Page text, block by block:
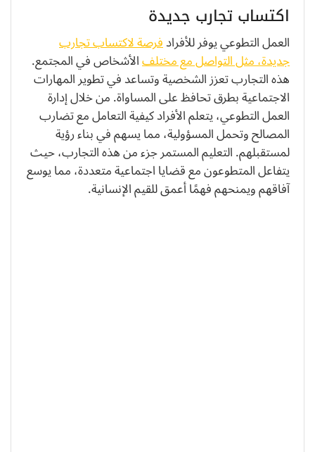
اكتساب تجارب جديدة
العمل التطوعي يوفر للأفرادفرصة لاكتساب تجارب
جديدة، مثل التواصل مع مختلفالأشخاص في المجتمع.
هذه التجارب تعزز الشخصية وتساعد في تطوير المهارات
الاجتماعية بطرق تحافظ على المساواة. من خلال إدارة
العمل التطوعي، يتعلم الأفراد كيفية التعامل مع تضارب
المصالح وتحمل المسؤولية، مما يسهم في بناء رؤية
لمستقبلهم. التعليم المستمر جزء من هذه التجارب، حيث
يتفاعل المتطوعون مع قضايا اجتماعية متعددة، مما يوسع
آفاقهم ويمنحهم فهمًا أعمق للقيم الإنسانية.